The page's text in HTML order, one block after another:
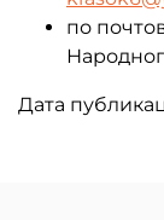
по
Дата